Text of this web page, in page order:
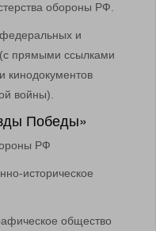
обороны РФ.
и
прямыми ссылками
кинодокументов
войны).
Победы»
РФ
историческое
общество